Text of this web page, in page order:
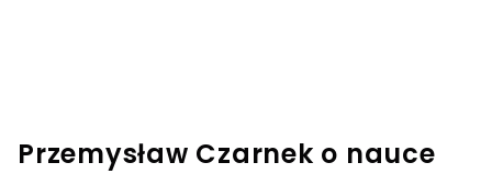
Przemysław Czarnek o nauce